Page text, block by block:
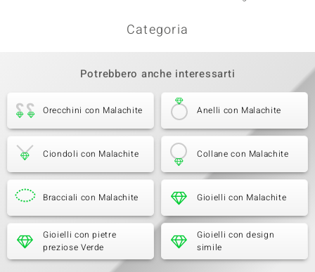
Categoria
Potrebbero anche interessarti
Orecchini con Malachite Anelli con Malachite
Ciondoli con Malachite Collane con Malachite
Bracciali con Malachite Gioielli con Malachite
Gioielli con pietre
preziose Verde
Gioielli con design
simile